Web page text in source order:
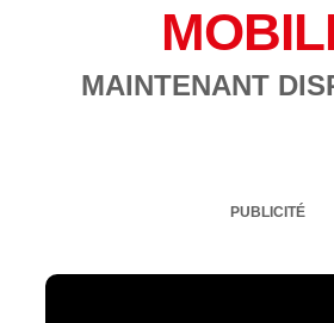
MAINTENANT
PUBLICITÉ